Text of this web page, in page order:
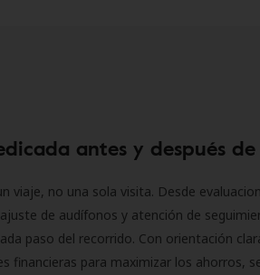
antes y después
viaje, no una sola visita. Desde
de audífonos y atención de
paso del recorrido. Con orientación
financieras para maximizar los ahorros,